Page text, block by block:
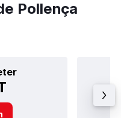
Pollença